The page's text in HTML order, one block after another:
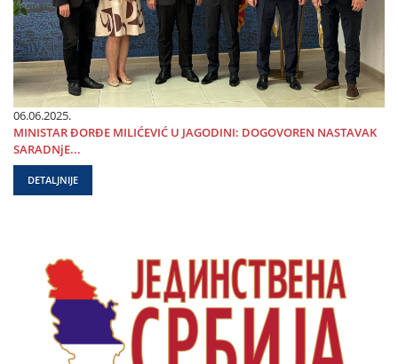
06.06.2025.
MINISTAR ĐORĐE MILIĆEVIĆ U ЈAGODINI: DOGOVOREN NASTAVAK
SARADNjE...
DETALJNIJE